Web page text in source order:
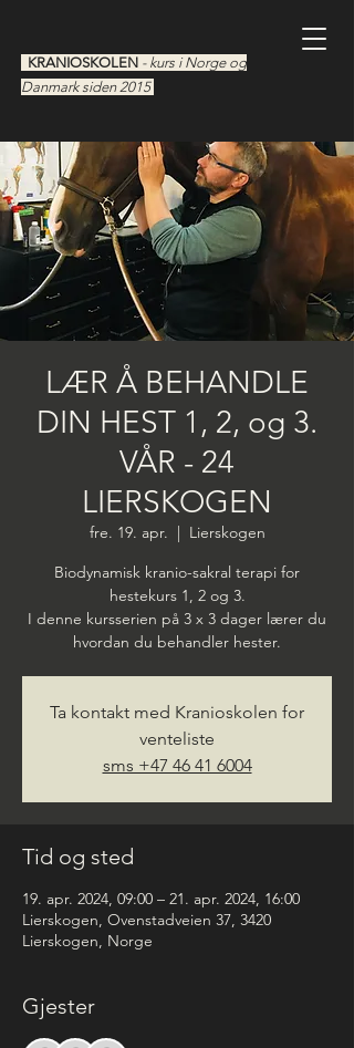
KRANIOSKOLEN - kurs i Norge og
Danmark siden 2015
LÆR Å BEHANDLE
DIN HEST 1, 2, og 3.
VÅR - 24
LIERSKOGEN
fre. 19. apr.
  |
Lierskogen
Biodynamisk kranio-sakral terapi for
hestekurs 1, 2 og 3.
I denne kursserien på 3 x 3 dager lærer du
hvordan du behandler hester.
Ta kontakt med Kranioskolen for
venteliste
sms +47 46 41 6004
Tid og sted
19. apr. 2024, 09:00 – 21. apr. 2024, 16:00
Lierskogen, Ovenstadveien 37, 3420
Lierskogen, Norge
Gjester